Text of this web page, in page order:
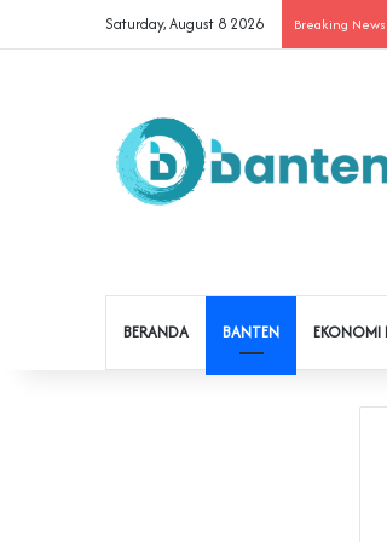
Saturday, August 8 2026 Breaking News
BERANDA BANTEN EKONOMI